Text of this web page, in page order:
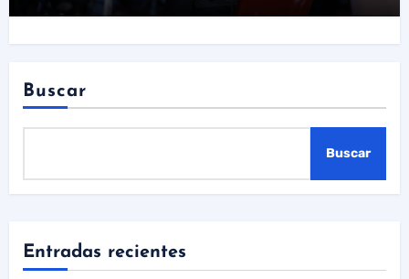
Buscar
Buscar
Entradas recientes